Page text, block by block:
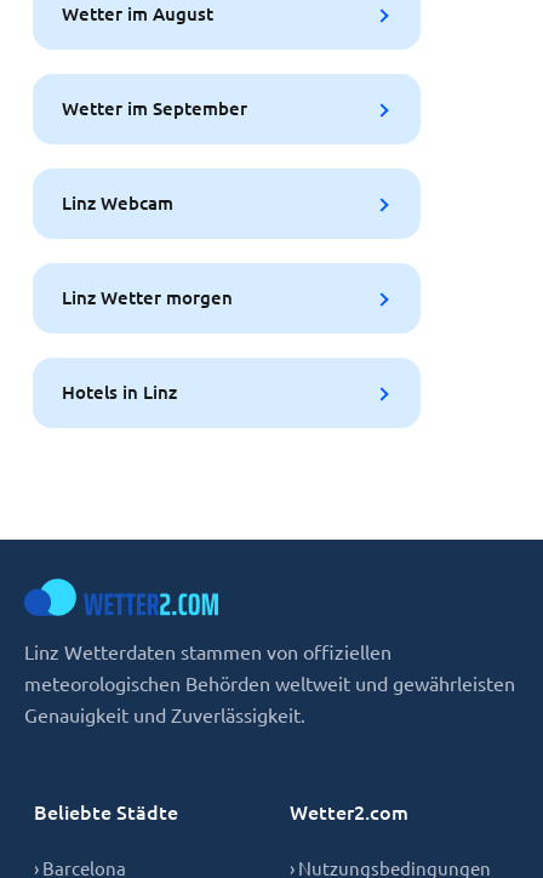
Wetter im August
Wetter im September
Linz Webcam
Linz Wetter morgen
Hotels in Linz
Linz Wetterdaten stammen von offiziellen
meteorologischen Behörden weltweit und gewährleisten
Genauigkeit und Zuverlässigkeit.
Beliebte Städte
› Barcelona
Wetter2.com
› Nutzungsbedingungen